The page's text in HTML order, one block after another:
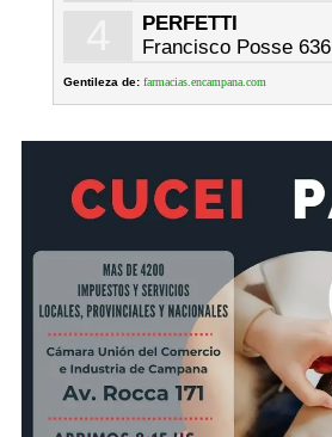
PERFETTI
Francisco Posse 636
Gentileza de: farmacias.encampana.com